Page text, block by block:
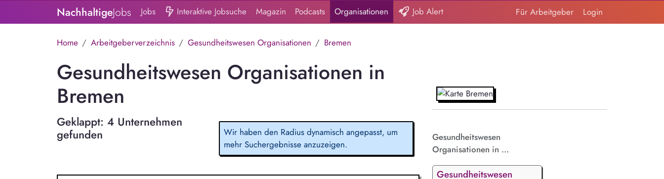
NachhaltigeJobs Jobs Interaktive Jobsuche Magazin Podcasts Organisationen Job Alert Für Arbeitgeber Login
Home Arbeitgeberverzeichnis Gesundheitswesen Organisationen Bremen
Gesundheitswesen Organisationen in
Bremen
Geklappt: 4 Unternehmen
gefunden
Wir haben den Radius dynamisch angepasst, um
mehr Suchergebnisse anzuzeigen.
Gesundheitswesen
Organisationen in ...
Gesundheitswesen